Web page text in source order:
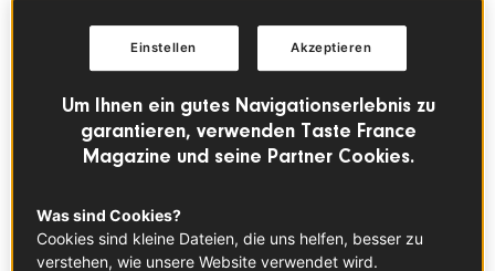
Um Ihnen ein gutes Navigationserlebnis zu
garantieren, verwenden Taste France
Magazine und seine Partner Cookies.
Was sind Cookies?
Cookies sind kleine Dateien, die uns helfen, besser zu
verstehen, wie unsere Website verwendet wird.
Akzeptieren
Einstellen